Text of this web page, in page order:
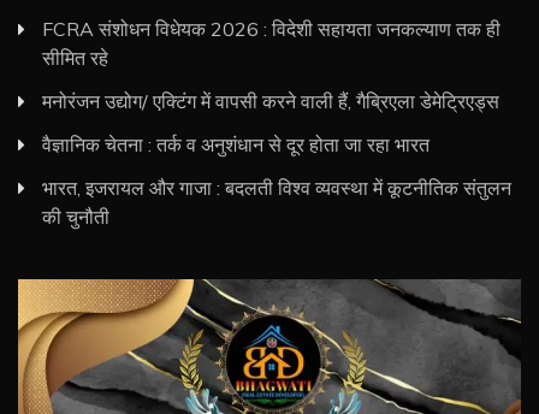
FCRA संशोधन विधेयक 2026 : विदेशी सहायता जनकल्याण तक ही
सीमित रहे
मनोरंजन उद्योग/ एक्टिंग में वापसी करने वाली हैं, गैब्रिएला डेमेट्रिएड्स
वैज्ञानिक चेतना : तर्क व अनुशंधान से दूर होता जा रहा भारत
भारत, इजरायल और गाजा : बदलती विश्व व्यवस्था में कूटनीतिक संतुलन
की चुनौती